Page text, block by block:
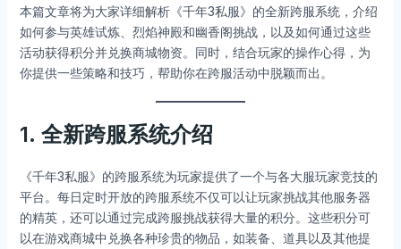
本篇文章将为大家详细解析《千年3私服》的全新跨服系统，介绍
如何参与英雄试炼、烈焰神殿和幽香阁挑战，以及如何通过这些
活动获得积分并兑换商城物资。同时，结合玩家的操作心得，为
你提供一些策略和技巧，帮助你在跨服活动中脱颖而出。
1. 全新跨服系统介绍
《千年3私服》的跨服系统为玩家提供了一个与各大服玩家竞技的
平台。每日定时开放的跨服系统不仅可以让玩家挑战其他服务器
的精英，还可以通过完成跨服挑战获得大量的积分。这些积分可
以在游戏商城中兑换各种珍贵的物品，如装备、道具以及其他提